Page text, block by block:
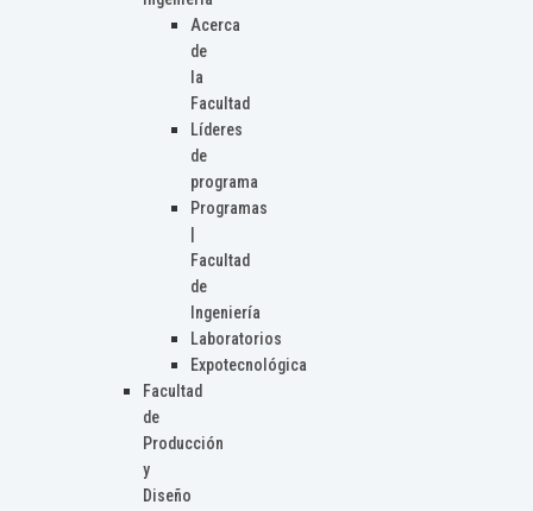
Acerca
de
la
Facultad
Líderes
de
programa
Programas
Facultad
de
Ingeniería
Laboratorios
Expotecnológica
Facultad
de
Producción
y
Diseño